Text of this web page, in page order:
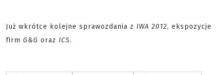
Już wkrótce kolejne sprawozdania z IWA 2012, ekspozycje
firm G&G oraz ICS.